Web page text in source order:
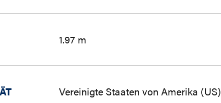
1.97 m
Vereinigte Staaten von Amerika (US)